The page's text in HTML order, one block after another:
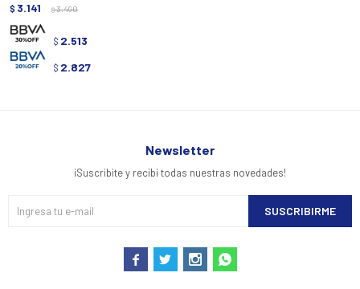
$ 3.141 $ 3.490
$ 2.513
$ 2.827
Newsletter
¡Suscribite y recibí todas nuestras novedades!
SUSCRIBIRME
   